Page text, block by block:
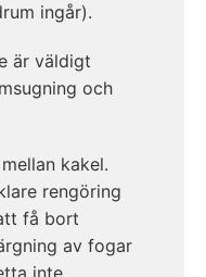
ingår).
är väldigt
och
kakel.
rengöring
få bort
av fogar
inte